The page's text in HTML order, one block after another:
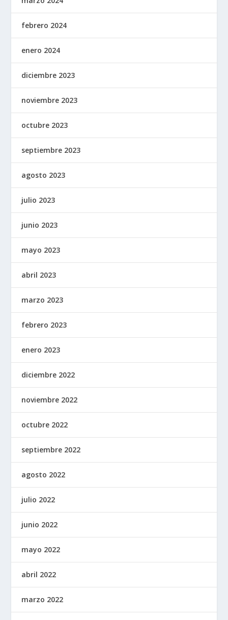
febrero 2024
enero 2024
diciembre 2023
noviembre 2023
octubre 2023
septiembre 2023
agosto 2023
julio 2023
junio 2023
mayo 2023
abril 2023
marzo 2023
febrero 2023
enero 2023
diciembre 2022
noviembre 2022
octubre 2022
septiembre 2022
agosto 2022
julio 2022
junio 2022
mayo 2022
abril 2022
marzo 2022